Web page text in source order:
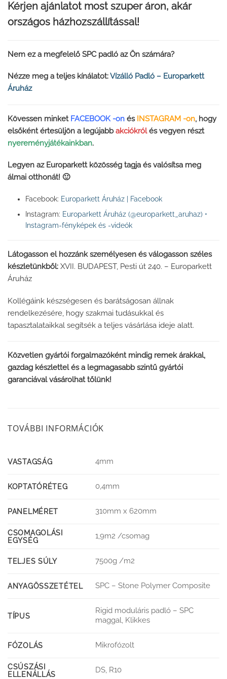
Kérjen ajánlatot most szuper áron, akár
országos házhozszállítással!
Nem ez a megfelelő SPC padló az Ön számára?
Nézze meg a teljes kínálatot:Vízálló Padló – Europarkett
Áruház
Kövessen minket FACEBOOK -on és INSTAGRAM -on, hogy
elsőként értesüljön a legújabbakciókrólés vegyen részt
nyereményjátékainkban.
Legyen az Europarkett közösség tagja és valósítsa meg
álmai otthonát! 🙂
Facebook: Europarkett Áruház | Facebook
Instagram: Europarkett Áruház (@europarkett_aruhaz) •
Instagram-fényképek és -videók
Látogasson el hozzánk személyesen és válogasson széles
készletünkből: XVII. BUDAPEST, Pesti út 240. – Europarkett
Áruház
Kollégáink készségesen és barátságosan állnak
rendelkezésére, hogy szakmai tudásukkal és
tapasztalataikkal segítsék a teljes vásárlása ideje alatt.
Közvetlen gyártói forgalmazóként mindig remek árakkal,
gazdag készlettel és a legmagasabb szintű gyártói
garanciával vásárolhat tőlünk!
TOVÁBBI INFORMÁCIÓK
VASTAGSÁG 4mm
KOPTATÓRÉTEG 0,4mm
PANELMÉRET 310mm x 620mm
CSOMAGOLÁSI
EGYSÉG
1,9m2 /csomag
TELJES SÚLY 7500g /m2
ANYAGÖSSZETÉTEL SPC – Stone Polymer Composite
TÍPUS
Rigid moduláris padló – SPC
maggal, Klikkes
FÓZOLÁS Mikrofózolt
CSÚSZÁSI
ELLENÁLLÁS
DS, R10